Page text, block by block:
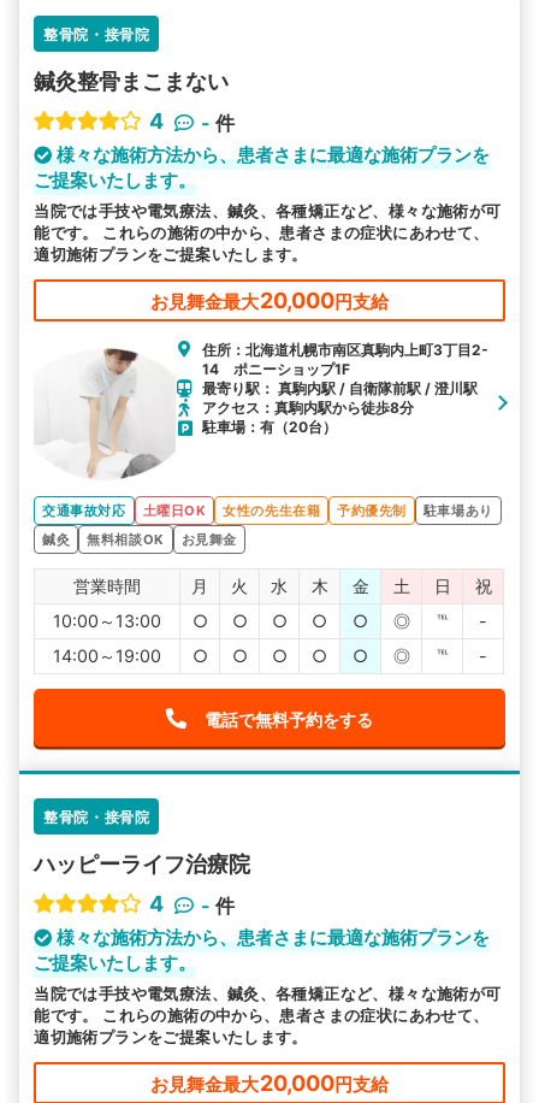
整骨院・接骨院
鍼灸整骨まこまない
4
- 件
様々な施術方法から、患者さまに最適な施術プランを
ご提案いたします。
当院では手技や電気療法、鍼灸、各種矯正など、様々な施術が可
能です。 これらの施術の中から、患者さまの症状にあわせて、
適切施術プランをご提案いたします。
お見舞金最大20,000円支給
住所：北海道札幌市南区真駒内上町3丁目2-
14 ポニーショップ1F
最寄り駅： 真駒内駅 / 自衛隊前駅 / 澄川駅
アクセス：真駒内駅から徒歩8分
駐車場：有（20台）
交通事故対応 土曜日OK 女性の先生在籍 予約優先制
駐車場あり
鍼灸
無料相談OK お見舞金
営業時間 月 火 水 木 金 土 日
祝
10:00～13:00
○ ○ ○ ○ ○ ◎ ℡
-
14:00～19:00
○ ○ ○ ○ ○ ◎ ℡ -
電話で無料予約をする
整骨院・接骨院
ハッピーライフ治療院
4
- 件
様々な施術方法から、患者さまに最適な施術プランを
ご提案いたします。
当院では手技や電気療法、鍼灸、各種矯正など、様々な施術が可
能です。 これらの施術の中から、患者さまの症状にあわせて、
適切施術プランをご提案いたします。
お見舞金最大20,000円支給